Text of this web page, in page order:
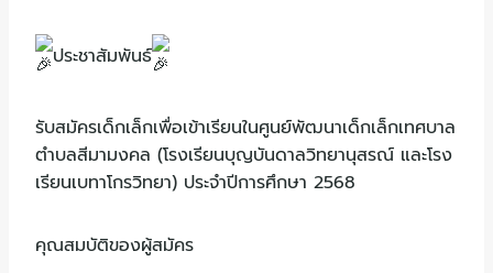
ประชาสัมพันธ์
รับสมัครเด็กเล็กเพื่อเข้าเรียนในศูนย์พัฒนาเด็กเล็กเทศบาล
ตำบลสีมามงคล (โรงเรียนบุญบันดาลวิทยานุสรณ์ และโรง
เรียนเบทาโกรวิทยา) ประจำปีการศึกษา 2568
คุณสมบัติของผู้สมัคร